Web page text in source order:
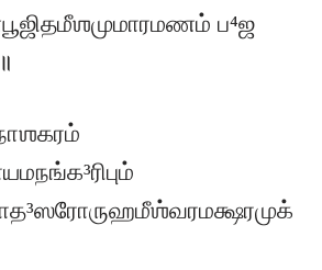
ப⁴ஜ